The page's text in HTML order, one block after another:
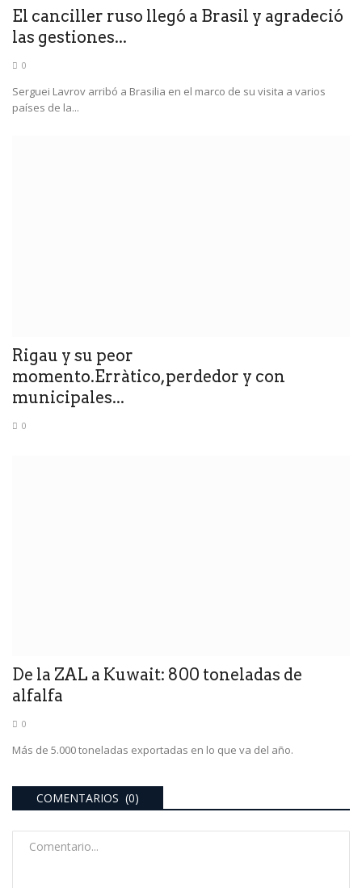
El canciller ruso llegó a Brasil y agradeció
las gestiones...
0
Serguei Lavrov arribó a Brasilia en el marco de su visita a varios
países de la...
Rigau y su peor
momento.Erràtico,perdedor y con
municipales...
0
De la ZAL a Kuwait: 800 toneladas de
alfalfa
0
Más de 5.000 toneladas exportadas en lo que va del año.
COMENTARIOS (0)